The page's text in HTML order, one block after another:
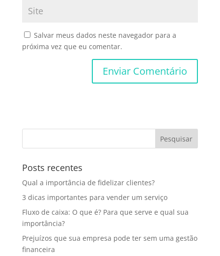
Salvar meus dados neste navegador para a
próxima vez que eu comentar.
Posts recentes
Qual a importância de fidelizar clientes?
3 dicas importantes para vender um serviço
Fluxo de caixa: O que é? Para que serve e qual sua
importância?
Prejuízos que sua empresa pode ter sem uma gestão
financeira